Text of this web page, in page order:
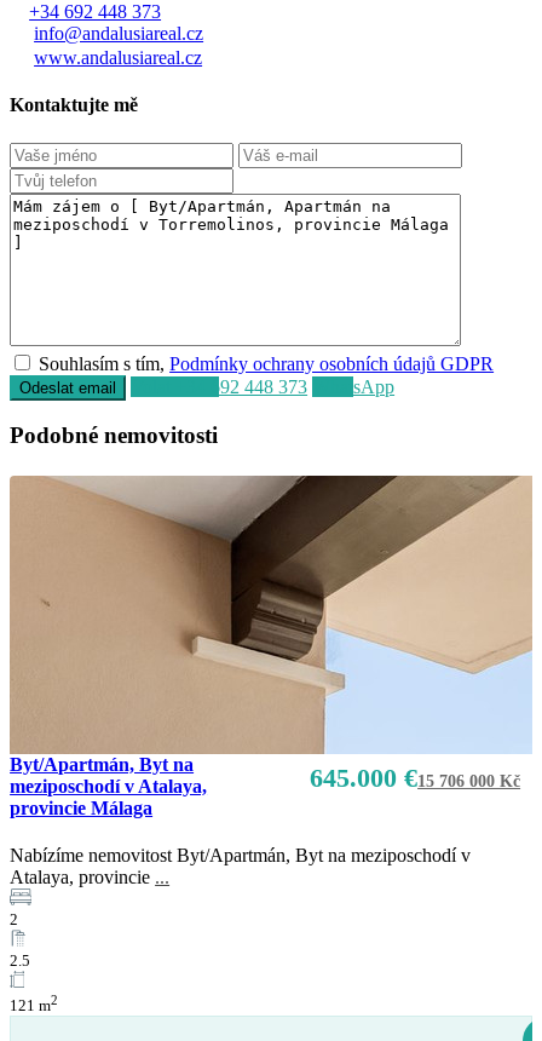
+34 692 448 373
info@andalusiareal.cz
www.andalusiareal.cz
Kontaktujte mě
Souhlasím s tím,Podmínky ochrany osobních údajů GDPR
+34 692 448 373 WhatsApp
Podobné nemovitosti
645.000 €15 706 000 Kč
Byt/Apartmán, Byt na
meziposchodí v Atalaya,
provincie Málaga
Nabízíme nemovitost Byt/Apartmán, Byt na meziposchodí v
Atalaya, provincie ...
2
2.5
121 m2